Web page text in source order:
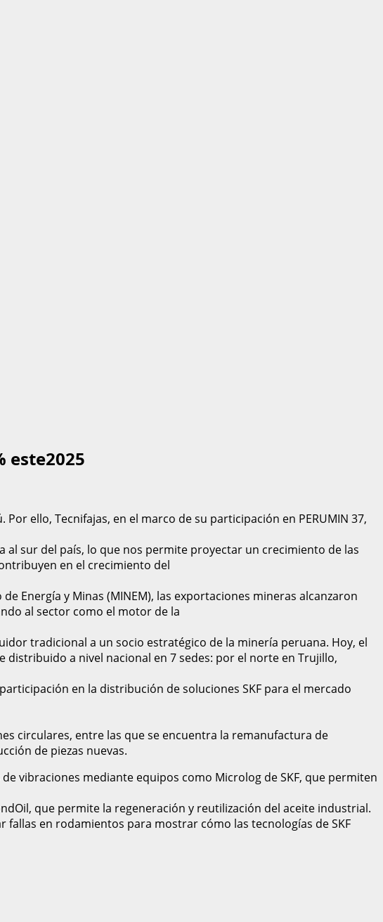
este2025
ello, Tecnifajas, en el marco de su participación en PERUMIN 37,
sur del país, lo que nos permite proyectar un crecimiento de las
en el crecimiento del
Energía y Minas (MINEM), las exportaciones mineras alcanzaron
al sector como el motor de la
tradicional a un socio estratégico de la minería peruana. Hoy, el
a nivel nacional en 7 sedes: por el norte en Trujillo,
en la distribución de soluciones SKF para el mercado
circulares, entre las que se encuentra la remanufactura de
de piezas nuevas.
vibraciones mediante equipos como Microlog de SKF, que permiten
que permite la regeneración y reutilización del aceite industrial.
en rodamientos para mostrar cómo las tecnologías de SKF